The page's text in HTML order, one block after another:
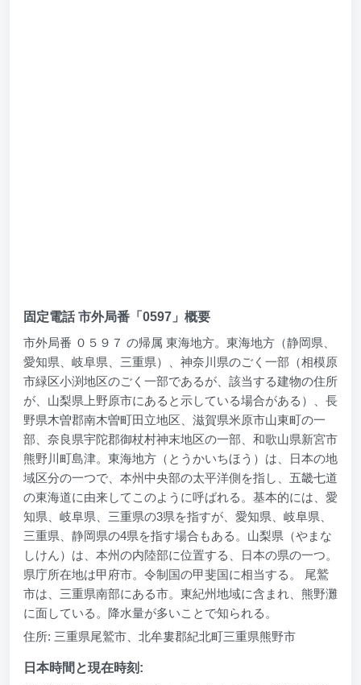
固定電話 市外局番「0597」概要
市外局番 ０５９７ の帰属 東海地方。東海地方（静岡県、
愛知県、岐阜県、三重県）、神奈川県のごく一部（相模原
市緑区小渕地区のごく一部であるが、該当する建物の住所
が、山梨県上野原市にあると示している場合がある）、長
野県木曽郡南木曽町田立地区、滋賀県米原市山東町の一
部、奈良県宇陀郡御杖村神末地区の一部、和歌山県新宮市
熊野川町島津。東海地方（とうかいちほう）は、日本の地
域区分の一つで、本州中央部の太平洋側を指し、五畿七道
の東海道に由来してこのように呼ばれる。基本的には、愛
知県、岐阜県、三重県の3県を指すが、愛知県、岐阜県、
三重県、静岡県の4県を指す場合もある。山梨県（やまな
しけん）は、本州の内陸部に位置する、日本の県の一つ。
県庁所在地は甲府市。令制国の甲斐国に相当する。 尾鷲
市は、三重県南部にある市。東紀州地域に含まれ、熊野灘
に面している。降水量が多いことで知られる。
住所: 三重県尾鷲市、北牟婁郡紀北町三重県熊野市
日本時間と現在時刻: